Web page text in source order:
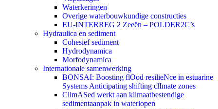
Waterkeringen
Overige waterbouwkundige constructies
EU-INTERREG 2 Zeeën – POLDER2C’s
Hydraulica en sediment
Cohesief sediment
Hydrodynamica
Morfodynamica
Internationale samenwerking
BONSAI: Boosting flOod resilieNce in estuarine
Systems Anticipating shifting clImate zones
ClimASed werkt aan klimaatbestendige
sedimentaanpak in waterlopen